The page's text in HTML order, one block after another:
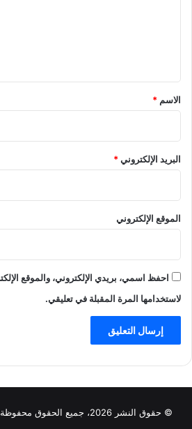
*
الاسم *
البريد الإلكتروني*
الموقع الإلكتروني
احفظ اسمي، بريدي الإلكتروني، والموقع
لاستخدامها المرة المقبلة في تعليقي.
© حقوق النشر 2026، جميع الحقوق محفوظة |